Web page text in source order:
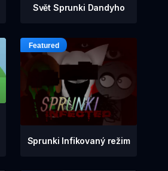
Svět Sprunki Dandyho
Sprunki Infikovaný režim